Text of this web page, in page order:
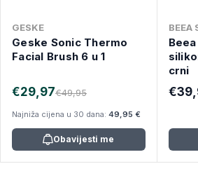
GESKE
Geske Sonic Thermo
Facial Brush 6 u 1
€49,95
€29,97
Najniža cijena u 30 dana: 49,95 €
Obavijesti me
BEEA
crni